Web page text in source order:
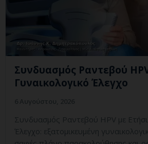
Συνδυασμός Ραντεβού
Γυναικολογικό Έλεγχο
Συνδυασμός Ραντεβού HPV με
Έλεγχο: εξατομικευμένη